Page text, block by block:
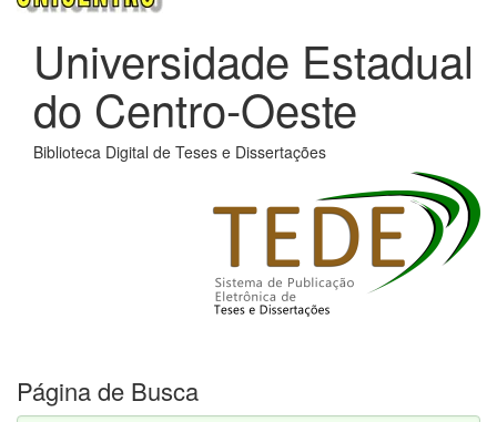
Universidade Estadual
do Centro-Oeste
Biblioteca Digital de Teses e Dissertações
Página de Busca